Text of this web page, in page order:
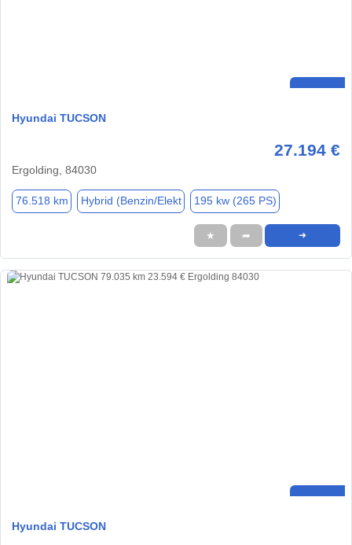
Hyundai TUCSON
27.194 €
Ergolding, 84030
76.518 km Hybrid (Benzin/Elekt 195 kw (265 PS)
★ ➦ ➜
Hyundai TUCSON